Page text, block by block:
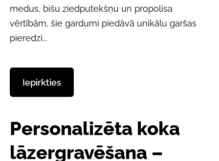
medus, bišu ziedputekšņu un propolisa
vērtībām, šie gardumi piedāvā unikālu garšas
pieredzi...
​Iepirkties​
Personalizēta koka
lāzergravēšana –